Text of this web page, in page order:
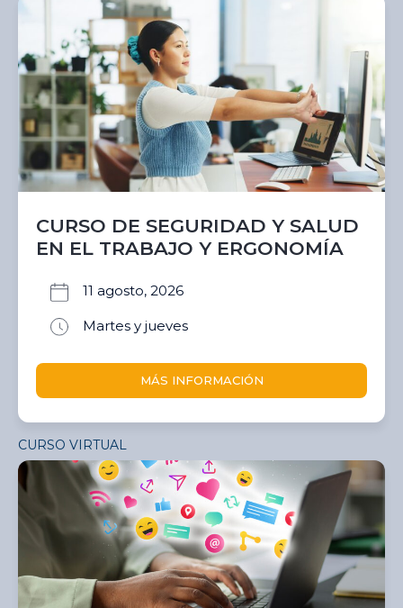
CURSO DE SEGURIDAD Y SALUD
EN EL TRABAJO Y ERGONOMÍA
11 agosto, 2026
Martes y jueves
MÁS INFORMACIÓN
CURSO VIRTUAL